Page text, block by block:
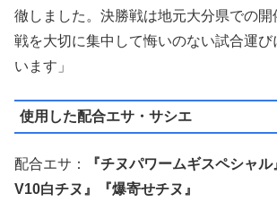
徹しました。決勝戦は地元大分県での開
戦を大切に集中して悔いのない試合運び
います」
使用した配合エサ・サシエ
配合エサ：
『チヌパワームギスペシャ
V10白チヌ』『爆寄せチヌ』